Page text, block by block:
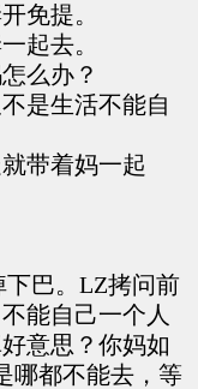
免提。
起去。
么办？
是生活不能自
带着妈一起
巴。LZ拷问前
能自己一个人
意思？你妈如
哪都不能去，等